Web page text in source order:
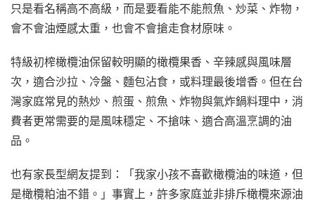
只是看名稱高不高級，而是要看能不能煎魚、炒菜、炸物，
會不會油煙感太重，也會不會搶走食材原味。
特級初榨橄欖油保留較明顯的橄欖果香、辛辣感與風味層
次，適合沙拉、冷盤、麵包沾食，或料理最後增香。但在台
灣家庭常見的熱炒、煎蛋、煎魚、炸物與氣炸鍋料理中，消
費者更常需要的是風味穩定、不搶味、適合高溫烹調的油
品。
也有家長型網友提到：「我家小孩不喜歡橄欖油的味道，但
是橄欖粕油不錯。」事實上，許多家庭並非排斥橄欖來源油